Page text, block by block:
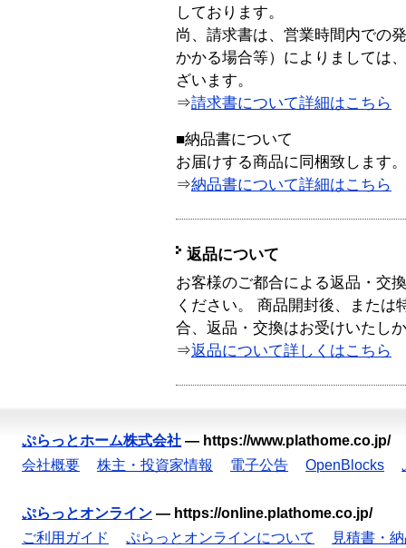
しております。
尚、請求書は、営業時間内での
かかる場合等）によりましては
ざいます。
⇒請求書について詳細はこちら
■納品書について
お届けする商品に同梱致します。
⇒納品書について詳細はこちら
返品について
お客様のご都合による返品・交
ください。 商品開封後、または
合、返品・交換はお受けいたし
⇒返品について詳しくはこちら
ぷらっとホーム株式会社 — https://www.plathome.co.jp/
会社概要
株主・投資家情報 電子公告 OpenBlocks
ぷらっとオンライン — https://online.plathome.co.jp/
ご利用ガイド
ぷらっとオンラインについて 見積書・